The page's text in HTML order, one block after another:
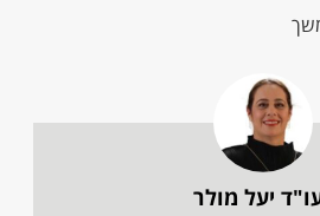
יעל מולר